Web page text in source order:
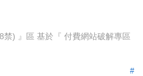
) 』區 基於『 付費網站破解專區
#